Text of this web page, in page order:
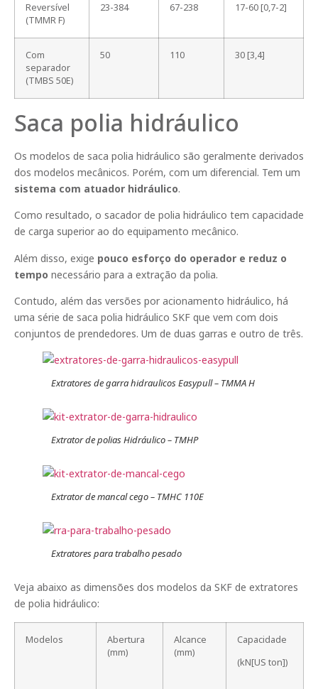
Reversível
(TMMR F)
23-384 67-238 17-60 [0,7-2]
Com
separador
(TMBS 50E)
50 110 30 [3,4]
Saca polia hidráulico
Os modelos de saca polia hidráulico são geralmente derivados
dos modelos mecânicos. Porém, com um diferencial. Tem um
sistema com atuador hidráulico.
Como resultado, o sacador de polia hidráulico tem capacidade
de carga superior ao do equipamento mecânico.
Além disso, exige pouco esforço do operador e reduz o
tempo necessário para a extração da polia.
Contudo, além das versões por acionamento hidráulico, há
uma série de saca polia hidráulico SKF que vem com dois
conjuntos de prendedores. Um de duas garras e outro de três.
Extratores de garra hidraulicos Easypull – TMMA H
Extrator de polias Hidráulico – TMHP
Extrator de mancal cego – TMHC 110E
Extratores para trabalho pesado
Veja abaixo as dimensões dos modelos da SKF de extratores
de polia hidráulico:
Modelos
Abertura
(mm)
Alcance
(mm)
Capacidade
(kN[US ton])